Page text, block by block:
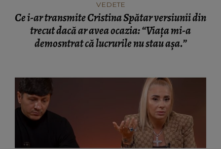
VEDETE
Ce i-ar transmite Cristina Spătar versiunii din
trecut dacă ar avea ocazia: “Viața mi-a
demosntrat că lucrurile nu stau așa.”